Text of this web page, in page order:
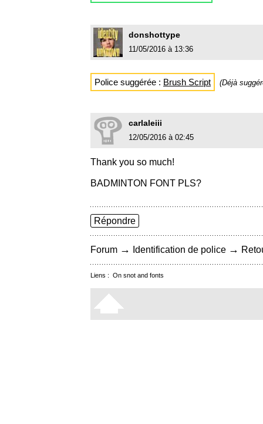
donshottype
11/05/2016 à 13:36
Police suggérée : Brush Script (Déjà
carlaleiii
12/05/2016 à 02:45
Thank you so much!
BADMINTON FONT PLS?
Répondre
Forum → Identification de police →
Liens : On snot and fonts